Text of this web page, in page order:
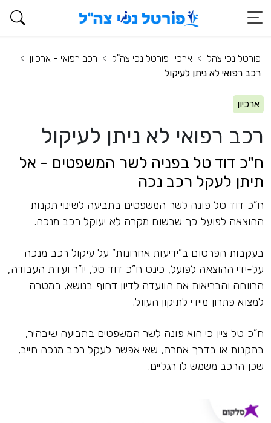
פורטל נכי צהל ארכיון פורטל נכי צה"ל
רכב רפואי - ארכיון
רכב רפואי לא ניתן לעיקול
ארכיון
רכב רפואי לא ניתן לעיקול
ח"כ דוד טל בפניה לשר המשפטים - אל
תיתן לעקל רכב נכה
ח”כ דוד טל פונה לשר המשפטים בתביעה לשינוי תקנות
ההוצאה לפועל כך שבשום מקרה לא יעוקל רכב מנכה.
בעקבות הפרסום ב”ידיעות אחרונות” על עיקול רכב מנכה
על-ידי ההוצאה לפועל, כינס ח”כ דוד טל, יו”ר ועדת העבודה,
הרווחה והבריאות את הוועדה לדיון דחוף בנושא, במטרה
למצוא פתרון מיידי לתיקון העוול.
ח”כ טל ציין כי הוא פונה לשר המשפטים בתביעה שיבהיר,
בתקנות או בדרך אחרת, שאי אפשר לעקל רכב מנכה חייב,
שכן הרכב משמש לו רגליים.